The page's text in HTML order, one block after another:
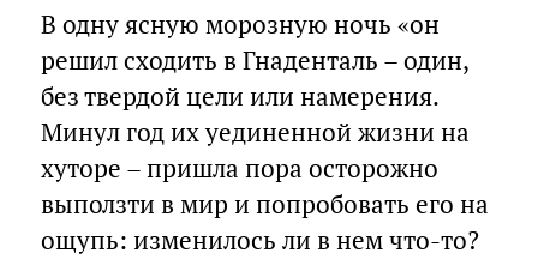
В одну ясную морозную ночь «он
решил сходить в Гнаденталь – один,
без твердой цели или намерения.
Минул год их уединенной жизни на
хуторе – пришла пора осторожно
выползти в мир и попробовать его на
ощупь: изменилось ли в нем что-то?